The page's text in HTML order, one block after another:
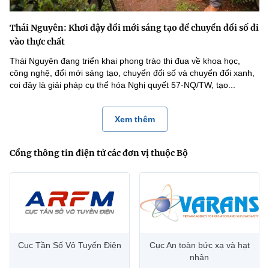
Thái Nguyên: Khơi dậy đổi mới sáng tạo để chuyển đổi số đi
vào thực chất
Thái Nguyên đang triển khai phong trào thi đua về khoa học,
công nghệ, đổi mới sáng tạo, chuyển đổi số và chuyển đổi xanh,
coi đây là giải pháp cụ thể hóa Nghị quyết 57-NQ/TW, tạo...
Xem thêm
Cổng thông tin điện tử các đơn vị thuộc Bộ
Cục Tần Số Vô Tuyến Điện
Cục An toàn bức xạ và hạt
nhân